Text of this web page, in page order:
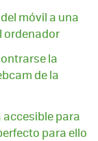
móvil a una
ordenador
la
de la
accesible para
para ello